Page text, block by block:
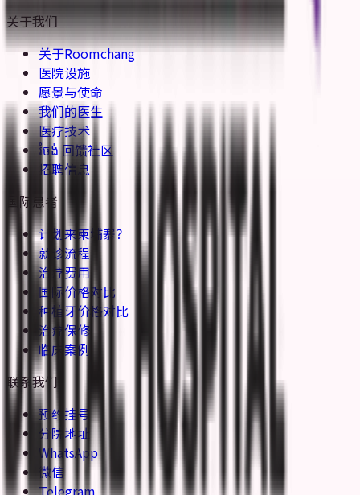
关于我们
关于Roomchang
医院设施
愿景与使命
我们的医生
医疗技术
រំចង់ 回馈社区
招聘信息
国际患者
计划来柬埔寨？
就诊流程
治疗费用
国际价格对比
种植牙价格对比
治疗保修
临床案例
联系我们
预约挂号
分院地址
WhatsApp
微信